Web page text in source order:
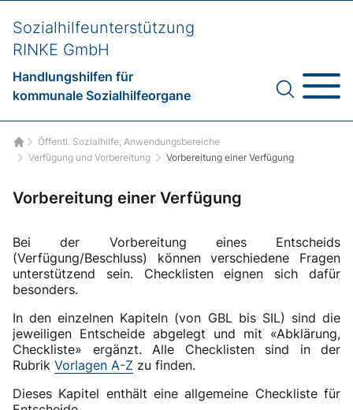
Sozialhilfeunterstützung
RINKE GmbH
Handlungshilfen für
kommunale Sozialhilfeorgane
Startseite
Öffentl. Sozialhilfe, Anwendungsbereiche
Verfügung und Vorbereitung
Vorbereitung einer Verfügung
Vorbereitung einer Verfügung
Bei der Vorbereitung eines Entscheids
(Verfügung/Beschluss) können verschiedene Fragen
unterstützend sein. Checklisten eignen sich dafür
besonders.
In den einzelnen Kapiteln (von GBL bis SIL) sind die
jeweiligen Entscheide abgelegt und mit «Abklärung,
Checkliste» ergänzt. Alle Checklisten sind in der
Rubrik Vorlagen A-Z zu finden.
Dieses Kapitel enthält eine allgemeine Checkliste für